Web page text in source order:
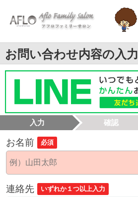
お問い合わせ内容の入力
入力 確認
お名前 必須
連絡先 いずれか１つ以上入力